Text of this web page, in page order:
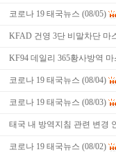
코로나 19 태국뉴스 (08/05)
KFAD 건영 3단 비말차단 마
KF94 데일리 365황사방역
코로나 19 태국뉴스 (08/04)
코로나 19 태국뉴스 (08/03)
태국 내 방역지침 관련 변경
코로나 19 태국뉴스 (08/02)